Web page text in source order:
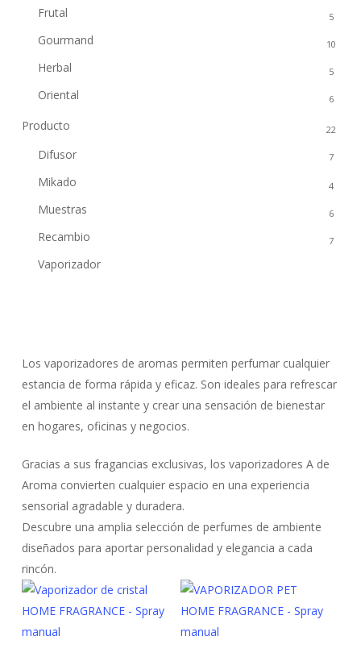
Frutal 5
Gourmand 10
Herbal 5
Oriental 6
Producto 22
Difusor 7
Mikado 4
Muestras 6
Recambio 7
Vaporizador
Los vaporizadores de aromas permiten perfumar cualquier
estancia de forma rápida y eficaz. Son ideales para refrescar
el ambiente al instante y crear una sensación de bienestar
en hogares, oficinas y negocios.
Gracias a sus fragancias exclusivas, los vaporizadores A de
Aroma convierten cualquier espacio en una experiencia
sensorial agradable y duradera.
Descubre una amplia selección de perfumes de ambiente
diseñados para aportar personalidad y elegancia a cada
rincón.